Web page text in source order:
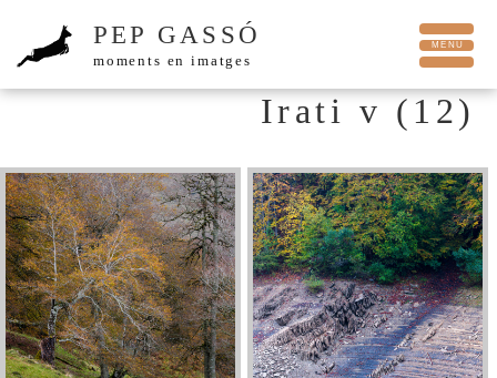
PEP GASSÓ
moments en imatges
Irati v (12)